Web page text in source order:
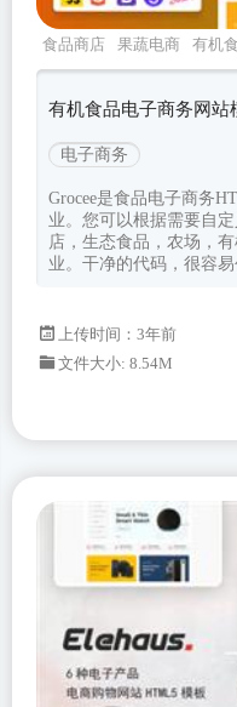
食品商店 果蔬电商 有机
bootstrap5电商
有机食品电子商务网站
电子商务
Grocee是食品电子商务
业。您可以根据需要自
店，生态食品，农场，
业。干净的代码，很容
上传时间：3年前
文件大小: 8.54M